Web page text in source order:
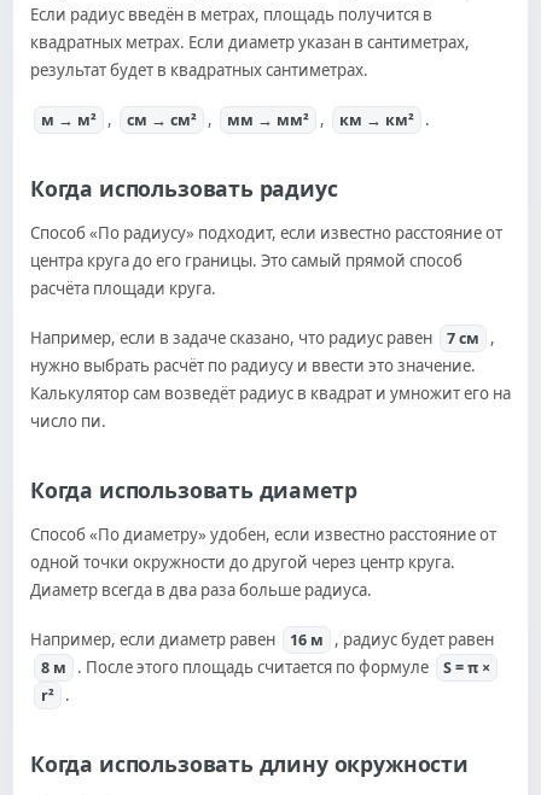
Если радиус введён в метрах, площадь получится в
квадратных метрах. Если диаметр указан в сантиметрах,
результат будет в квадратных сантиметрах.
м → м² , см → см² , мм → мм² , км → км² .
Когда использовать радиус
Способ «По радиусу» подходит, если известно расстояние от
центра круга до его границы. Это самый прямой способ
расчёта площади круга.
Например, если в задаче сказано, что радиус равен 7 см
,
нужно выбрать расчёт по радиусу и ввести это значение.
Калькулятор сам возведёт радиус в квадрат и умножит его на
число пи.
Когда использовать диаметр
Способ «По диаметру» удобен, если известно расстояние от
одной точки окружности до другой через центр круга.
Диаметр всегда в два раза больше радиуса.
Например, если диаметр равен 16 м , радиус будет равен
8 м . После этого площадь считается по формуле
S = π ×
r² .
Когда использовать длину окружности